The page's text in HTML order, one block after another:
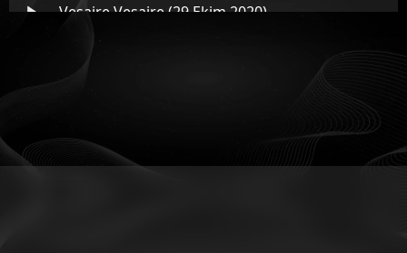
Veşaire Veşaire (29 Ekim 2020)